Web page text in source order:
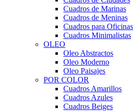
Cuadros de Marinas
Cuadros de Meninas
Cuadros para Oficinas
Cuadros Minimalistas
OLEO
Oleo Abstractos
Oleo Moderno
Oleo Paisajes
POR COLOR
Cuadros Amarillos
Cuadros Azules
Cuadros Beiges